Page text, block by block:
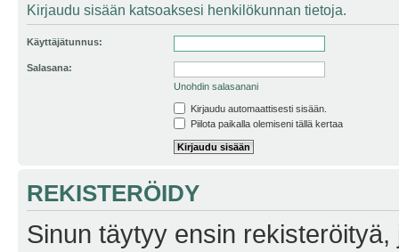
Kirjaudu sisään katsoaksesi henkilökunnan tietoja.
Käyttäjätunnus:
Salasana:
Unohdin salasanani
Kirjaudu automaattisesti sisään.
Piilota paikalla olemiseni tällä kertaa
REKISTERÖIDY
Sinun täytyy ensin